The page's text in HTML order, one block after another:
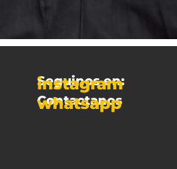
Seguinos en:
instagram
Contactanos
whatsapp